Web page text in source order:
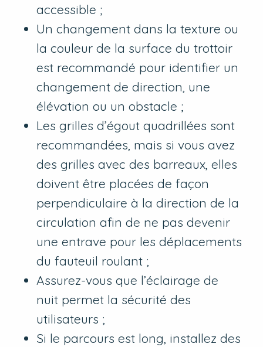
accessible ;
Un changement dans la texture ou
la couleur de la surface du trottoir
est recommandé pour identifier un
changement de direction, une
élévation ou un obstacle ;
Les grilles d’égout quadrillées sont
recommandées, mais si vous avez
des grilles avec des barreaux, elles
doivent être placées de façon
perpendiculaire à la direction de la
circulation afin de ne pas devenir
une entrave pour les déplacements
du fauteuil roulant ;
Assurez-vous que l’éclairage de
nuit permet la sécurité des
utilisateurs ;
Si le parcours est long, installez des